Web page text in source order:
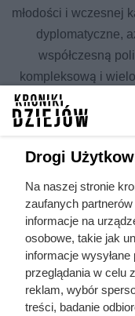
młodości i wczesnej
dyplomatyczne,
współczesną
kompleksową i
zgłębiania
Wszystkie
politycy
traktaty
międzynarodowe
Cesarstwo
Drogi
Na naszej stronie
zaufanych
informacje na
osobowe, takie jak
informacje
przeglądania w celu
reklam, wybór
treści, badanie